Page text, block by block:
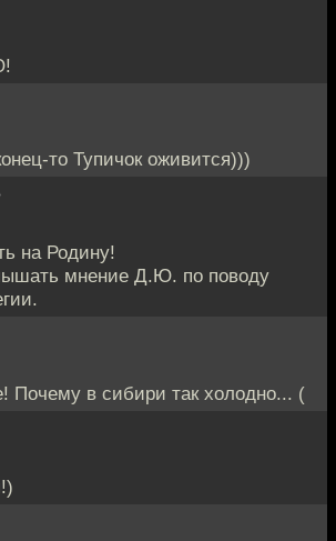
то Тупичок оживится)))
на Родину!
мнение Д.Ю. по поводу
Почему в сибири так холодно... (